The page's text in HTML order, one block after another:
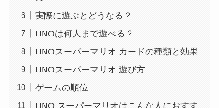
実際に遊ぶとどうなる？
UNOは何人まで遊べる？
UNOスーパーマリオ カードの種類と効果
UNOスーパーマリオ 遊び方
ゲームの順位
UNO スーパーマリオはこんな人におすす